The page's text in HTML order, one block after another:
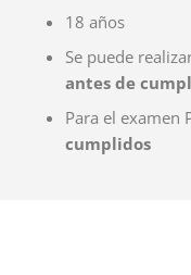
18 años
Se puede
antes de
Para el examen
cumplidos